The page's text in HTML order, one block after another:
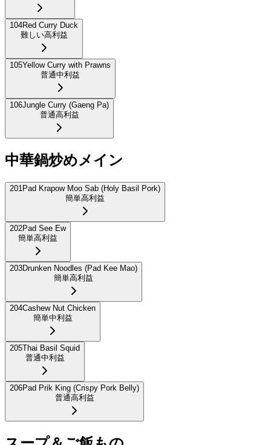
104Red Curry Duck
難しい高利益
105Yellow Curry with Prawns
普通中利益
106Jungle Curry (Gaeng Pa)
普通高利益
中華鍋炒めメイン
201Pad Krapow Moo Sab (Holy Basil Pork)
簡単高利益
202Pad See Ew
簡単高利益
203Drunken Noodles (Pad Kee Mao)
簡単高利益
204Cashew Nut Chicken
簡単中利益
205Thai Basil Squid
普通中利益
206Pad Prik King (Crispy Pork Belly)
普通高利益